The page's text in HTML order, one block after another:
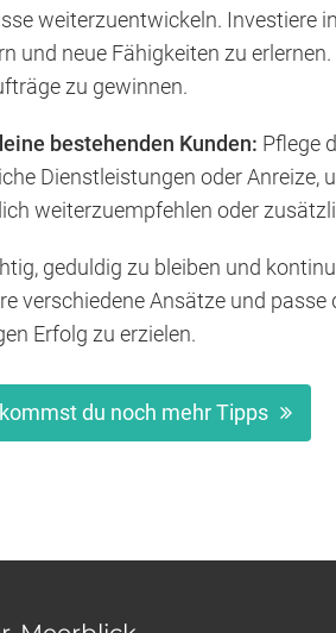
weiterzuentwickeln. Investiere
und neue Fähigkeiten zu
zu gewinnen.
bestehenden Kunden: Pflege
Dienstleistungen oder Anreize,
weiterzuempfehlen oder
geduldig zu bleiben und
verschiedene Ansätze und
Erfolg zu erzielen.
du noch mehr Tipps